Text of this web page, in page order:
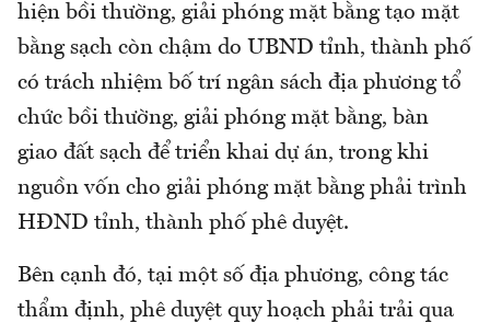
hiện bồi thường, giải phóng mặt bằng tạo mặt
bằng sạch còn chậm do UBND tỉnh, thành phố
có trách nhiệm bố trí ngân sách địa phương tổ
chức bồi thường, giải phóng mặt bằng, bàn
giao đất sạch để triển khai dự án, trong khi
nguồn vốn cho giải phóng mặt bằng phải trình
HĐND tỉnh, thành phố phê duyệt.
Bên cạnh đó, tại một số địa phương, công tác
thẩm định, phê duyệt quy hoạch phải trải qua